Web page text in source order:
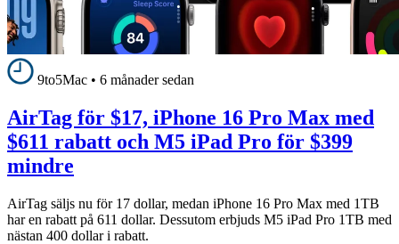
9to5Mac • 6 månader sedan
AirTag för $17, iPhone 16 Pro Max med
$611 rabatt och M5 iPad Pro för $399
mindre
AirTag säljs nu för 17 dollar, medan iPhone 16 Pro Max med 1TB
har en rabatt på 611 dollar. Dessutom erbjuds M5 iPad Pro 1TB med
nästan 400 dollar i rabatt.